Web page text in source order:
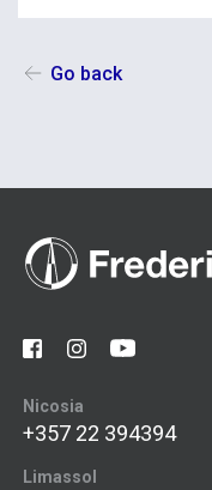
Go back
Nicosia
+357 22 394394
Limassol